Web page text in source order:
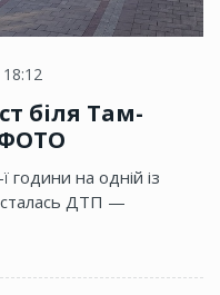
біля Там-
ФОТО
години на одній із
сталась ДТП —